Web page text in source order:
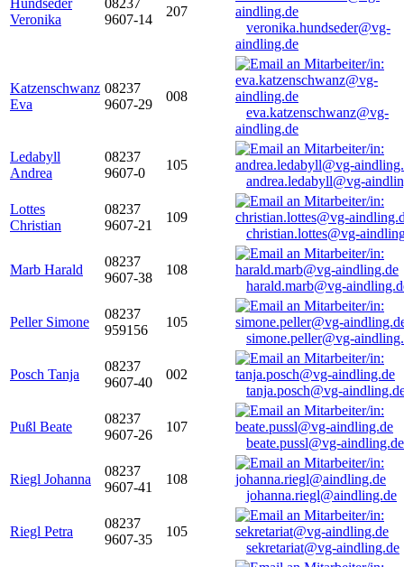
Hundseder
Veronika
08237
9607-14
207
veronika.hundseder@vg-
aindling.de
Katzenschwanz
Eva
08237
9607-29
008
eva.katzenschwanz@vg-
aindling.de
Ledabyll
Andrea
08237
9607-0
105
andrea.ledabyll@vg-
Lottes
Christian
08237
9607-21
109
christian.lottes@vg-
Marb Harald
08237
9607-38
108
harald.marb@vg-
Peller Simone
08237
959156
105
simone.peller@vg-
Posch Tanja
08237
9607-40
002
tanja.posch@vg-
Pußl Beate
08237
9607-26
107
beate.pussl@vg-aindling.de
Riegl Johanna
08237
9607-41
108
johanna.riegl@aindling.de
Riegl Petra
08237
9607-35
105
sekretariat@vg-aindling.de